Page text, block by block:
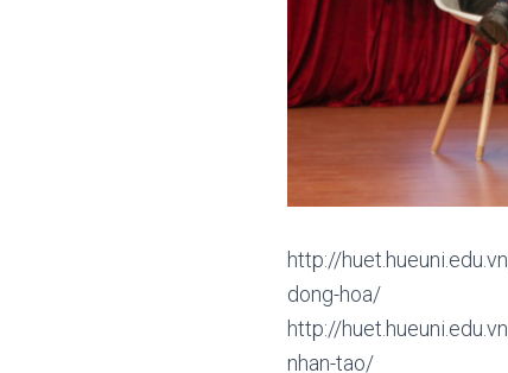
http://
dong-hoa/
http://
nhan-tao/